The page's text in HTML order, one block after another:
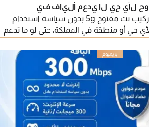
حي لا يدعم ألياف في
المملكة بأرخص سعر تركيب نت مفتوح 5g بدون سياسة استخدام
حي أو منطقة في المملكة، حتى لو ما تدعم